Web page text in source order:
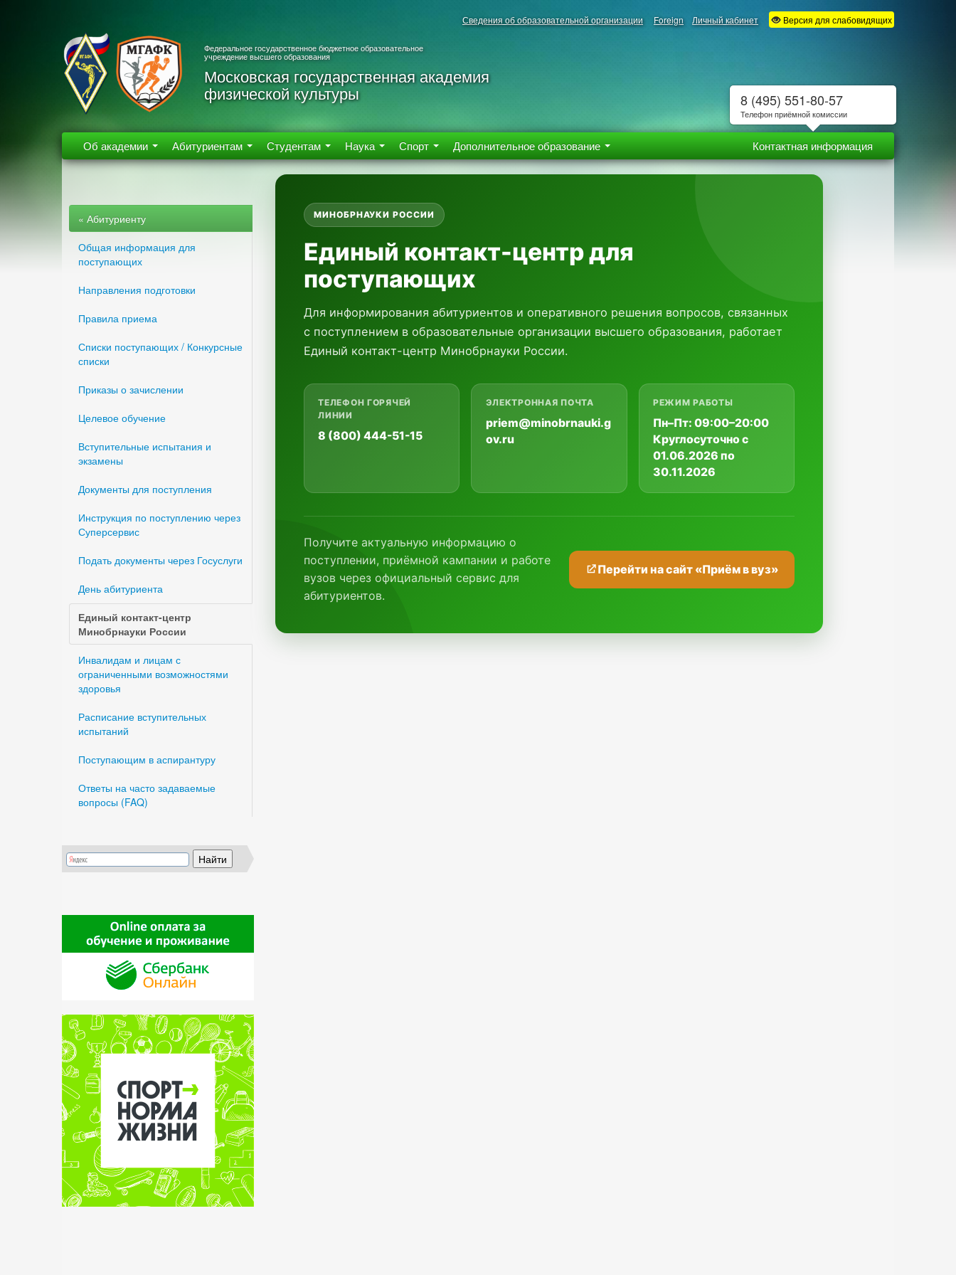
Сведения об образовательной организации Foreign Личный кабинет Версия для слабовидящих
Федеральное государственное бюджетное образовательное
учреждение высшего образования
Московская государственная академия
физической культуры
Об академии Абитуриентам Студентам Наука Спорт Дополнительное образование Контактная информация
« Абитуриенту
Общая информация для
поступающих
Направления подготовки
Правила приема
Списки поступающих / Конкурсные
списки
Приказы о зачислении
Целевое обучение
Вступительные испытания и
экзамены
Документы для поступления
Инструкция по поступлению через
Суперсервис
Подать документы через Госуслуги
День абитуриента
Единый контакт-центр
Минобрнауки России
Инвалидам и лицам с
ограниченными возможностями
здоровья
Расписание вступительных
испытаний
Поступающим в аспирантуру
Ответы на часто задаваемые
вопросы (FAQ)
МИНОБРНАУКИ РОССИИ
Единый контакт-центр для
поступающих
Для информирования абитуриентов и оперативного решения вопросов, связанных
с поступлением в образовательные организации высшего образования, работает
Единый контакт-центр Минобрнауки России.
ТЕЛЕФОН ГОРЯЧЕЙ
ЛИНИИ
8 (800) 444-51-15
ЭЛЕКТРОННАЯ ПОЧТА
priem@minobrnauki.g
ov.ru
РЕЖИМ РАБОТЫ
Пн–Пт: 09:00–20:00
Круглосуточно с
01.06.2026 по
30.11.2026
Получите актуальную информацию о
поступлении, приёмной кампании и работе
вузов через официальный сервис для
абитуриентов.
Перейти на сайт «Приём в вуз»
8 (495) 551-80-57
Телефон приёмной комиссии